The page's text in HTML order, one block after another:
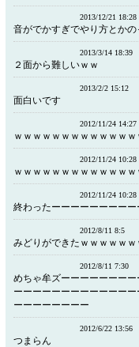
2013/12/21 18:28
音がでかすぎでやり方とか
2013/3/14 18:39
２面から難しいｗｗ
2013/2/2 15:12
面白いです
2012/11/24 14:27
ｗｗｗｗｗｗｗｗｗｗｗｗ
2012/11/24 10:28
ｗｗｗｗｗｗｗｗｗｗｗｗｗ
2012/11/24 10:28
終わったーーーーーーーーー
2012/8/11 8:5
みどりができたｗｗｗｗｗｗ
2012/8/11 7:30
めちゃ牟ズーーーーーーー
ーーーーーーーーーーーー
ーーーーーーーー
2012/6/22 13:56
つまらん